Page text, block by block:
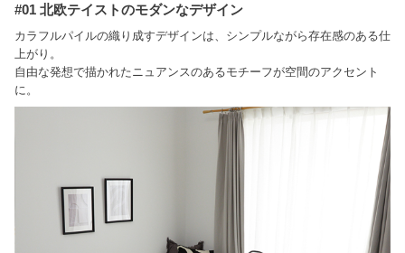
#01 北欧テイストのモダンなデザイン
カラフルパイルの織り成すデザインは、シンプルながら存在感のある仕
上がり。
自由な発想で描かれたニュアンスのあるモチーフが空間のアクセント
に。